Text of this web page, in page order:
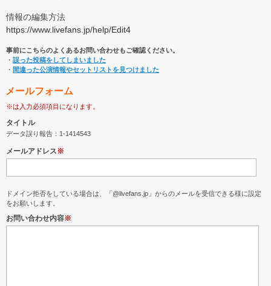
情報の編集方法
https://www.livefans.jp/help/Edit4
事前にこちらのよくあるお問い合わせもご確認ください。
・ 誤った投稿をしてしまいました
・ 間違った公演情報やセットリストを見つけました
メールフォーム
※は入力必須項目になります。
タイトル
データ誤り報告：1-1414543
メールアドレス※
ドメイン拒否をしている場合は、「@livefans.jp」からのメールを受信できる様に設定
をお願いします。
お問い合わせ内容※